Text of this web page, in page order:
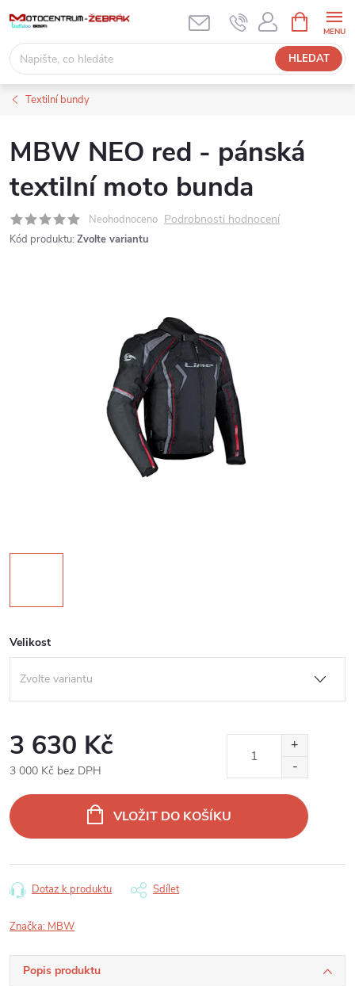
obsah
HLEDAT
NÁKUPNÍ
KOŠÍK
Textilní bundy
MBW NEO red - pánská
textilní moto bunda
Neohodnoceno Podrobnosti hodnocení
Kód produktu: Zvolte variantu
Velikost
3 630 Kč
3 000 Kč bez DPH
cena:
VLOŽIT DO KOŠÍKU
Dotaz k produktu Sdílet
Značka: MBW
Popis produktu